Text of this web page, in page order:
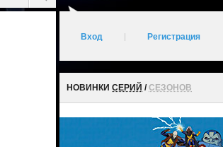
Вход Регистрация
НОВИНКИ СЕРИЙ /СЕЗОНОВ